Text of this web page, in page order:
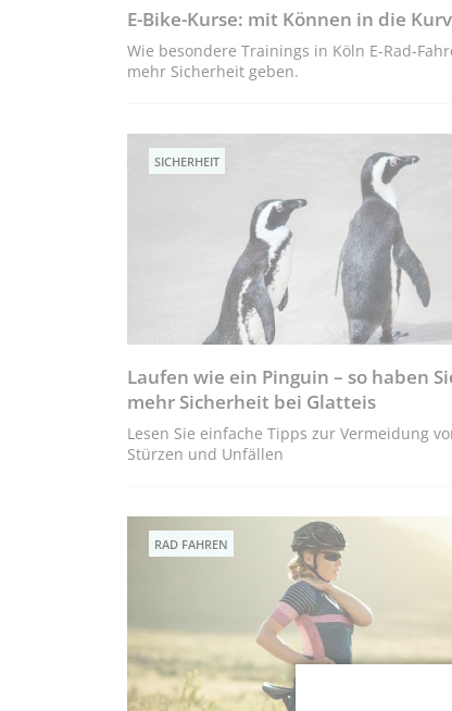
E-Bike-Kurse: mit Können in die
Wie besondere Trainings in Köln E-Rad-
mehr Sicherheit geben.
SICHERHEIT
Laufen wie ein Pinguin – so haben
mehr Sicherheit bei Glatteis
Lesen Sie einfache Tipps zur Vermeidung
Stürzen und Unfällen
RAD FAHREN